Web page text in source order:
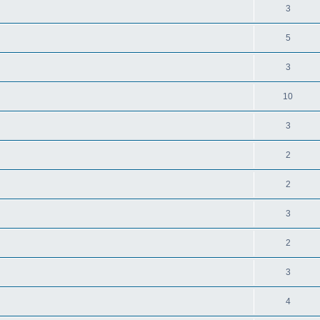
3
5
3
10
3
2
2
3
2
3
4